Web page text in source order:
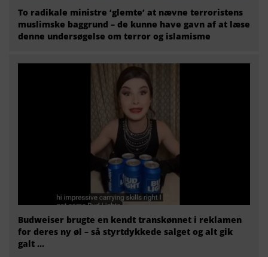
To radikale ministre ‘glemte’ at nævne terroristens
muslimske baggrund – de kunne have gavn af at læse
denne undersøgelse om terror og islamisme
Budweiser brugte en kendt transkønnet i reklamen
for deres ny øl – så styrtdykkede salget og alt gik
galt …